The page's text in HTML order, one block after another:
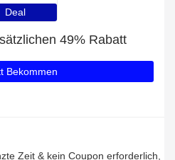
Deal
49% Rabatt
Bekommen
Zeit & kein Coupon erforderlich,